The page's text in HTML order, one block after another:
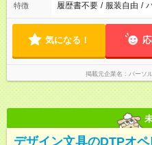
特徴 履歴書不要 / 服装自由 /
気になる！
掲載元企業名 パーソ
デザイン文具のDTPオ